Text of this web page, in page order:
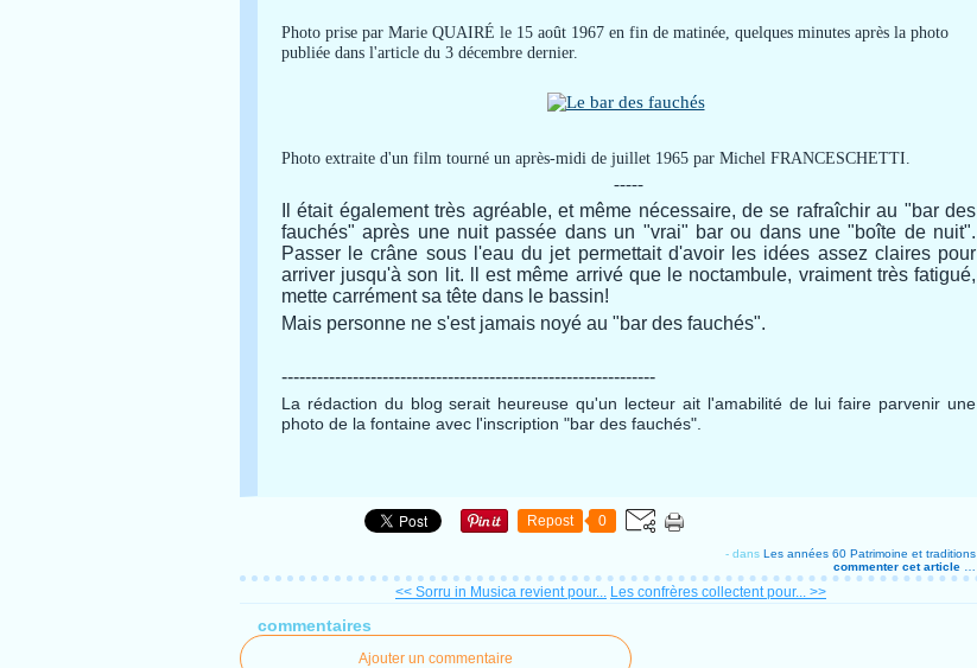
Photo prise par Marie QUAIRÉ le 15 août 1967 en fin de matinée, quelques minutes après la photo
publiée dans l'article du 3 décembre dernier.
Photo extraite d'un film tourné un après-midi de juillet 1965 par Michel FRANCESCHETTI.
-----
Il était également très agréable, et même nécessaire, de se rafraîchir au "bar des
fauchés" après une nuit passée dans un "vrai" bar ou dans une "boîte de nuit".
Passer le crâne sous l'eau du jet permettait d'avoir les idées assez claires pour
arriver jusqu'à son lit. ll est même arrivé que le noctambule, vraiment très fatigué,
mette carrément sa tête dans le bassin!
Mais personne ne s'est jamais noyé au "bar des fauchés".
---------------------------------------------------------------
La rédaction du blog serait heureuse qu'un lecteur ait l'amabilité de lui faire parvenir une
photo de la fontaine avec l'inscription "bar des fauchés".
Repost 0
- dans Les années 60 Patrimoine et traditions
commenter cet article
<< Sorru in Musica revient pour... Les confrères collectent pour... >>
commentaires
Ajouter un commentaire